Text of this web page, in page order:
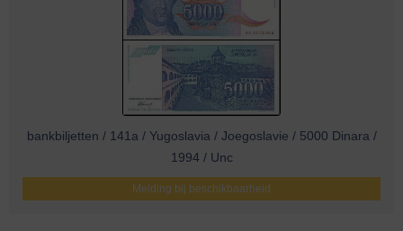
bankbiljetten / 141a / Yugoslavia / Joegoslavie / 5000 Dinara /
1994 / Unc
Melding bij beschikbaarheid